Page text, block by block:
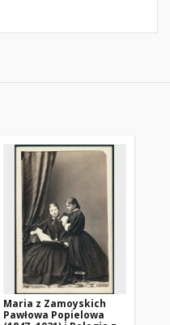
Maria z Zamoyskich
Pawłowa Popielowa